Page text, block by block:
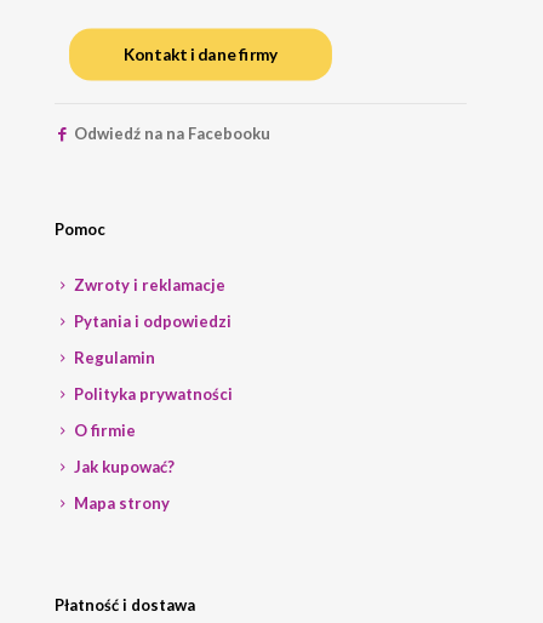
Kontakt i dane firmy
Odwiedź na na Facebooku
Pomoc
Zwroty i reklamacje
Pytania i odpowiedzi
Regulamin
Polityka prywatności
O firmie
Jak kupować?
Mapa strony
Płatność i dostawa